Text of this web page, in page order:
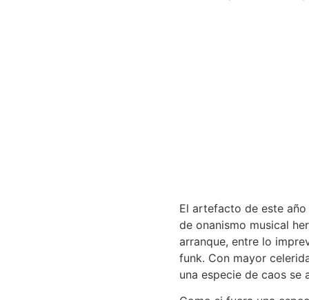
El artefacto de este
de onanismo musical
arranque, entre lo
funk. Con mayor
una especie de caos